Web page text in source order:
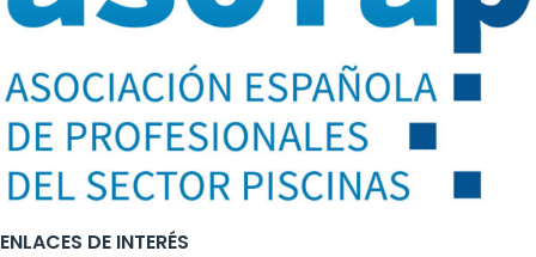
ENLACES DE INTERÉS